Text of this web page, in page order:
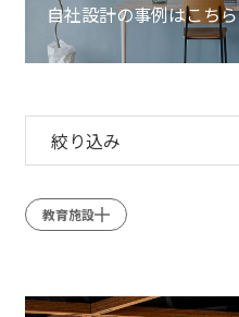
自社設計の事例はこちら
絞り込み
教育施設